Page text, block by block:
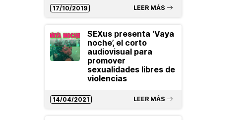
17/10/2019 LEER MÁS
SEXus presenta ‘Vaya
noche’, el corto
audiovisual para
promover
sexualidades libres de
violencias
14/04/2021 LEER MÁS